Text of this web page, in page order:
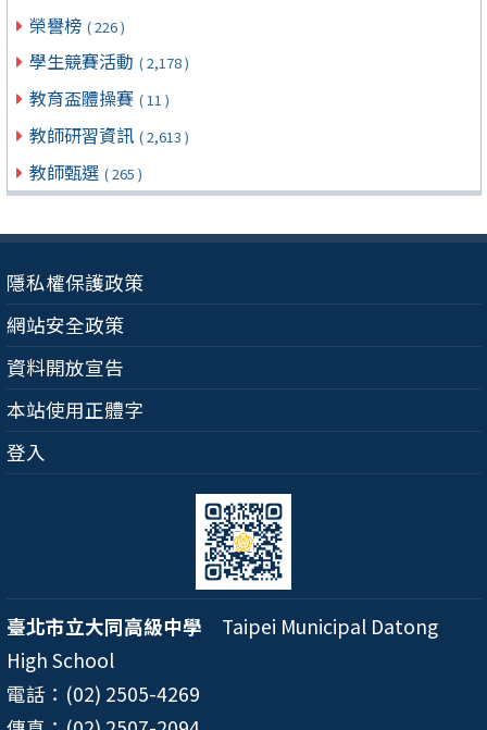
榮譽榜 ( 226 )
學生競賽活動 ( 2,178 )
教育盃體操賽 ( 11 )
教師研習資訊 ( 2,613 )
教師甄選 ( 265 )
隱私權保護政策
網站安全政策
資料開放宣告
本站使用正體字
登入
臺北市立大同高級中學 Taipei Municipal Datong
High School
電話：(02) 2505-4269